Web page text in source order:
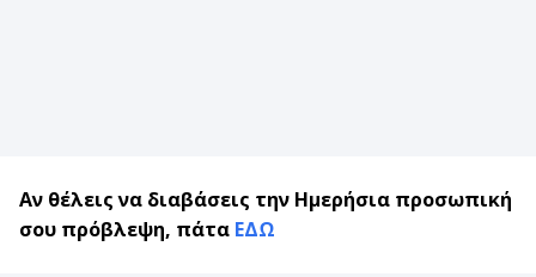
Αν θέλεις να διαβάσεις την Ημερήσια προσωπική
σου πρόβλεψη, πάτα ΕΔΩ